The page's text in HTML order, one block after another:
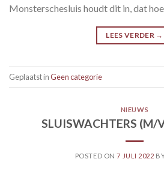
Monsterschesluis houdt dit in, dat
LEES VERDER →
Geplaatst inGeen categorie
NIEUWS
SLUISWACHTERS (M/
POSTED ON7 JULI 2022